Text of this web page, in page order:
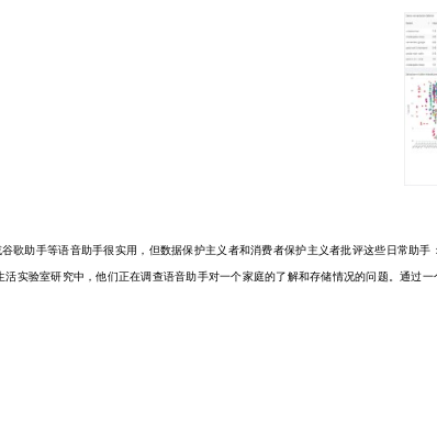
歌助手等语音助手很实用，但数据保护主义者和消费者保护主义者批评这些日常助
活实验室研究中，他们正在调查语音助手对一个家庭的了解和存储情况的问题。通过